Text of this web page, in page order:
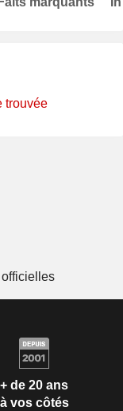
trouvée
+ de 20 ans
à vos côtés